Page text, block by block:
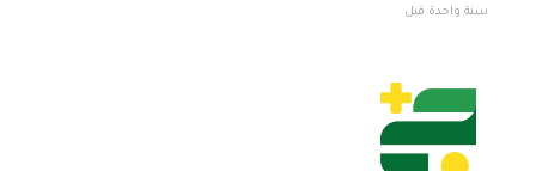
مضيفًا أن ما يرفع الأسعار هو التفاعل بين
سنة واحدة قبل